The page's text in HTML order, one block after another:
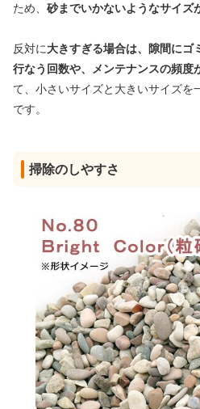
ため、 砂までいかないようなサイズ
反対に大きすぎる場合は、隙間にゴ
行なう回数や、メンテナンスの頻度
て、小さいサイズと大きいサイズを
です。
掃除のしやすさ